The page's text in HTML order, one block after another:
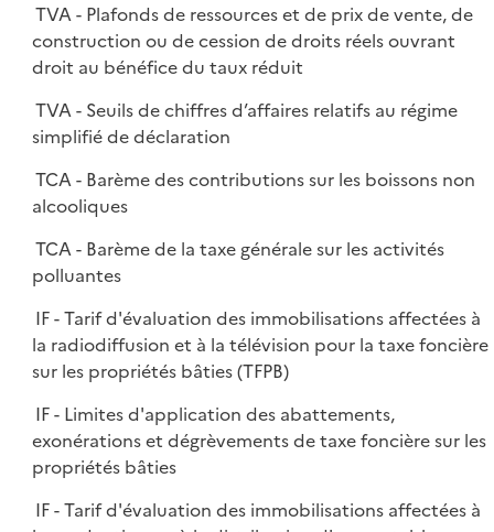
TVA - Plafonds de ressources et de prix de vente, de
construction ou de cession de droits réels ouvrant
droit au bénéfice du taux réduit
TVA - Seuils de chiffres d’affaires relatifs au régime
simplifié de déclaration
TCA - Barème des contributions sur les boissons non
alcooliques
TCA - Barème de la taxe générale sur les activités
polluantes
IF - Tarif d'évaluation des immobilisations affectées à
la radiodiffusion et à la télévision pour la taxe foncière
sur les propriétés bâties (TFPB)
IF - Limites d'application des abattements,
exonérations et dégrèvements de taxe foncière sur les
propriétés bâties
IF - Tarif d'évaluation des immobilisations affectées à